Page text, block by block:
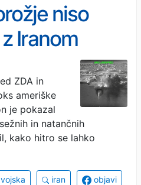
niso
Iranom
ameriške
ZDA in
ameriške
je pokazal
in natančnih
kako hitro se lahko
vojska iran objavi